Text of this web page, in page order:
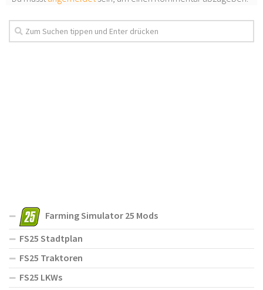
Farming Simulator 25 Mods
FS25 Stadtplan
FS25 Traktoren
FS25 LKWs